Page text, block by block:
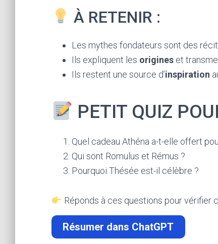
À RETENIR :
Les mythes fondateurs sont des
Ils expliquent les origines et
Ils restent une source d’inspiration
PETIT QUIZ
Quel cadeau Athéna a-t-elle offert
Qui sont Romulus et Rémus ?
Pourquoi Thésée est-il célèbre ?
Réponds à ces questions pour vérifier
Résumer dans ChatGPT